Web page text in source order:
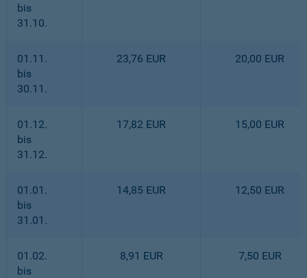
bis
31.10.
01.11.
bis
30.11.
23,76 EUR 20,00 EUR
01.12.
bis
31.12.
17,82 EUR 15,00 EUR
01.01.
bis
31.01.
14,85 EUR 12,50 EUR
01.02.
bis
8,91 EUR 7,50 EUR